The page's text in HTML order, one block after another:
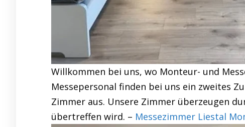
Willkommen bei uns, wo Monteur- und
Messepersonal finden bei uns ein zweites
Zimmer aus. Unsere Zimmer überzeugen
übertreffen wird. – Messezimmer Liestal